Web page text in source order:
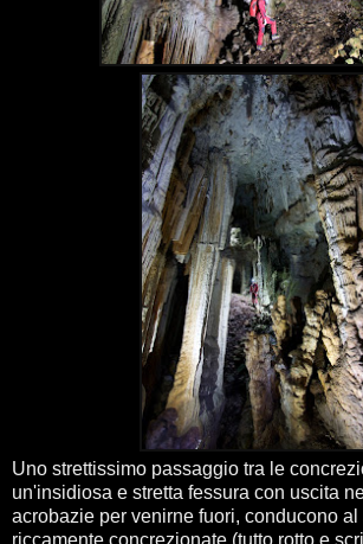
Uno strettissimo passaggio tra le
un'insidiosa e stretta fessura con uscita
acrobazie per venirne fuori, conducono al
riccamente concrezionate (tutto rotto e